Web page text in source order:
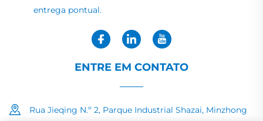
entrega pontual.
ENTRE EM CONTATO
Rua Jieqing N.º 2, Parque Industrial Shazai, Minzhong